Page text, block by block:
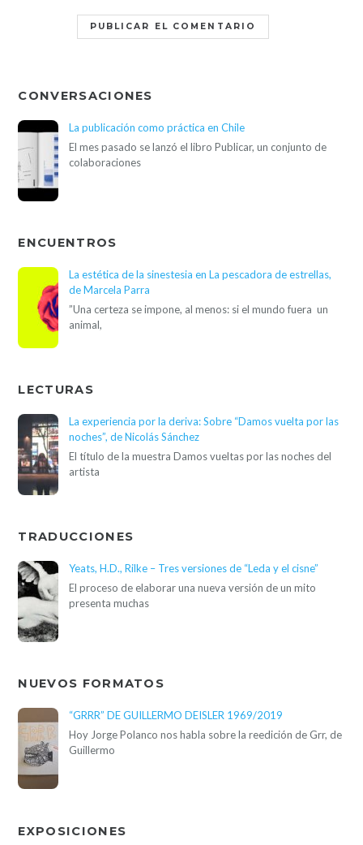
CONVERSACIONES
La publicación como práctica en Chile
El mes pasado se lanzó el libro Publicar, un conjunto de
colaboraciones
ENCUENTROS
La estética de la sinestesia en La pescadora de estrellas,
de Marcela Parra
”Una certeza se impone, al menos: si el mundo fuera un
animal,
LECTURAS
La experiencia por la deriva: Sobre “Damos vuelta por las
noches”, de Nicolás Sánchez
El título de la muestra Damos vueltas por las noches del
artista
TRADUCCIONES
Yeats, H.D., Rilke – Tres versiones de “Leda y el cisne”
El proceso de elaborar una nueva versión de un mito
presenta muchas
NUEVOS FORMATOS
“GRRR” DE GUILLERMO DEISLER 1969/2019
Hoy Jorge Polanco nos habla sobre la reedición de Grr, de
Guillermo
EXPOSICIONES